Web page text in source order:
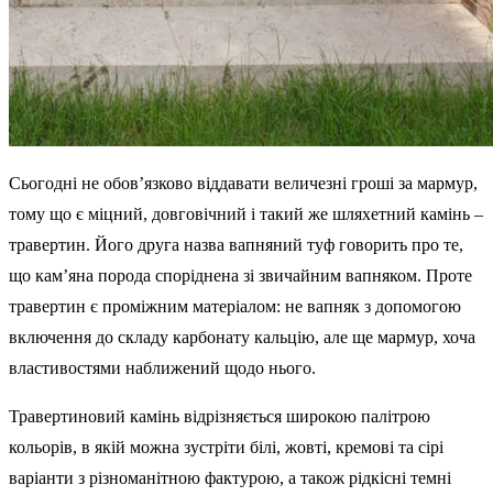
Сьогодні не обов’язково віддавати величезні гроші за мармур,
тому що є міцний, довговічний і такий же шляхетний камінь –
травертин. Його друга назва вапняний туф говорить про те,
що кам’яна порода споріднена зі звичайним вапняком. Проте
травертин є проміжним матеріалом: не вапняк з допомогою
включення до складу карбонату кальцію, але ще мармур, хоча
властивостями наближений щодо нього.
Травертиновий камінь відрізняється широкою палітрою
кольорів, в якій можна зустріти білі, жовті, кремові та сірі
варіанти з різноманітною фактурою, а також рідкісні темні